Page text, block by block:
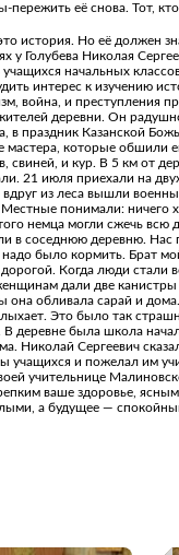
её снова. Тот,
история. Но её должен
Голубева Николая
учащихся начальных
интерес к изучению
война, и преступления
деревни. Он
в праздник Казанской
которые обшили
свиней, и кур. В 5 км от
21 июля приехали на
из леса вышли
понимали:
немца могли сжечь
в соседнюю деревню. Нас
было кормить. Брат
Когда люди
дали две
она обливала сарай и
Это было так
деревне была школа
Николай Сергеевич
учащихся и пожелал им
учительнице
ваше здоровье,
а будущее —